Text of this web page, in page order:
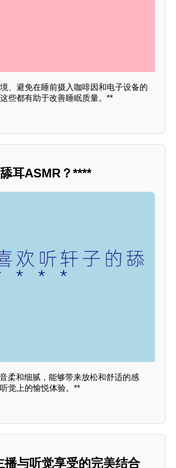
、避免在睡前摄入咖啡因和电子设备的
些都有助于改善睡眠质量。**
耳ASMR？****
柔和细腻，能够带来放松和舒适的感
觉上的愉悦体验。**
与听觉享受的完美结合